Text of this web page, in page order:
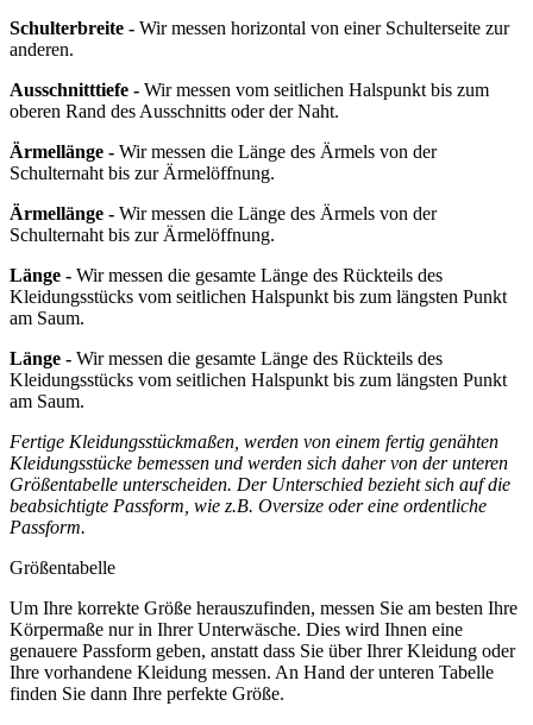
Schulterbreite - Wir messen horizontal von einer Schulterseite zur
anderen.
Ausschnitttiefe - Wir messen vom seitlichen Halspunkt bis zum
oberen Rand des Ausschnitts oder der Naht.
Ärmellänge - Wir messen die Länge des Ärmels von der
Schulternaht bis zur Ärmelöffnung.
Ärmellänge - Wir messen die Länge des Ärmels von der
Schulternaht bis zur Ärmelöffnung.
Länge - Wir messen die gesamte Länge des Rückteils des
Kleidungsstücks vom seitlichen Halspunkt bis zum längsten Punkt
am Saum.
Länge - Wir messen die gesamte Länge des Rückteils des
Kleidungsstücks vom seitlichen Halspunkt bis zum längsten Punkt
am Saum.
Fertige Kleidungsstückmaßen, werden von einem fertig genähten
Kleidungsstücke bemessen und werden sich daher von der unteren
Größentabelle unterscheiden. Der Unterschied bezieht sich auf die
beabsichtigte Passform, wie z.B. Oversize oder eine ordentliche
Passform.
Größentabelle
Um Ihre korrekte Größe herauszufinden, messen Sie am besten Ihre
Körpermaße nur in Ihrer Unterwäsche. Dies wird Ihnen eine
genauere Passform geben, anstatt dass Sie über Ihrer Kleidung oder
Ihre vorhandene Kleidung messen. An Hand der unteren Tabelle
finden Sie dann Ihre perfekte Größe.